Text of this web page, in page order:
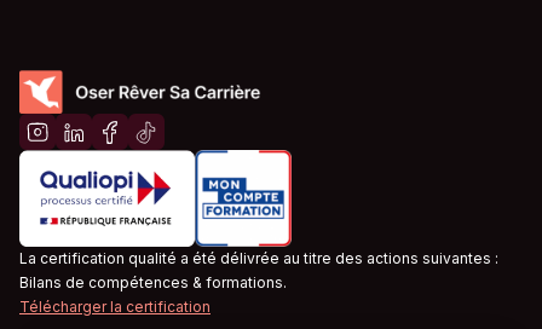
La certification qualité a été délivrée au titre des actions suivantes :
Bilans de compétences & formations.
Télécharger la certification